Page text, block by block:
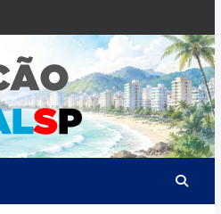
Litoral
Notícias da
Baixada Santista